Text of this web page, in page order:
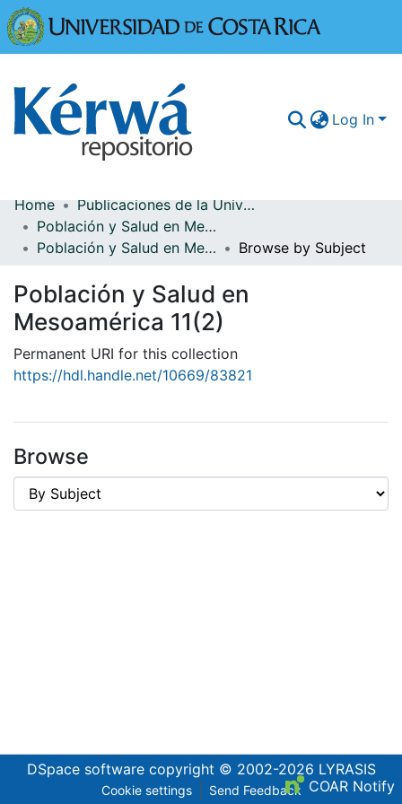
Log In
Communities & Collections
More Information
Browse Kérwá
Statistics
Home
Publicaciones de la Universidad de Costa Rica
Población y Salud en Mesoamérica
Población y Salud en Mesoamérica 11(2)
Browse by Subject
Población y Salud en
Mesoamérica 11(2)
Permanent URI for this collection
https://hdl.handle.net/10669/83821
Browse
DSpace softwarecopyright © 2002-2026 LYRASIS
Cookie settings Send Feedback COAR Notify